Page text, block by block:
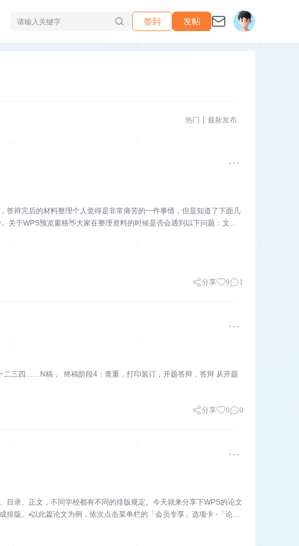
签到 发帖
热门 最新发布
答辩完后的材料整理个人觉得是非常痛苦的一件事情，但是知道了下面几
关于WPS预览窗格👋大家在整理资料的时候是否会遇到以下问题：文件
分享 9 1
四……N稿， 终稿阶段4：查重，打印装订，开题答辩，答辩 从开题
分享 0 0
目录、正文，不同学校都有不同的排版规定。今天就来分享下WPS的论文
版。▪以此篇论文为例，依次点击菜单栏的「会员专享」选项卡 -「论文